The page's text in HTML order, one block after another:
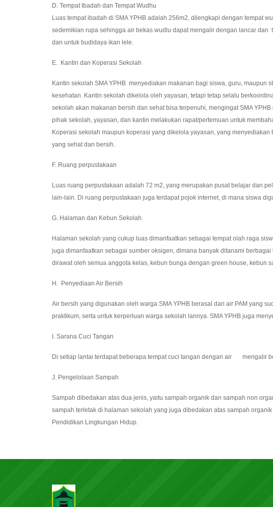
D. Tempat Ibadah dan Tempat Wudhu
Luas tempat ibadah di SMA YPHB adalah 256m2, dilengkapi dengan tempat
sedemikian rupa sehingga air bekas wudlu dapat mengalir dengan lancar
dan untuk budidaya ikan lele.
E. Kantin dan Koperasi Sekolah
Kantin sekolah SMA YPHB menyediakan makanan bagi siswa, guru,
kesehatan. Kantin sekolah dikelola oleh yayasan, tetapi tetap selalu
sekolah akan makanan bersih dan sehat bisa terpenuhi, mengingat SMA
pihak sekolah, yayasan, dan kantin melakukan rapat/pertemuan untuk
Koperasi sekolah maupun koperasi yang dikelola yayasan, yang
yang sehat dan bersih.
F. Ruang perpustakaan
Luas ruang perpustakaan adalah 72 m2, yang merupakan pusat belajar dan
lain-lain. Di ruang perpustakaan juga terdapat pojok internet, di mana siswa
G. Halaman dan Kebun Sekolah.
Halaman sekolah yang cukup luas dimanfaatkan sebagai tempat olah raga
juga dimanfaatkan sebagai sumber oksigen, dimana banyak ditanami
dirawat oleh semua anggota kelas, kebun bunga dengan green house, kebun
H. Penyediaan Air Bersih
Air bersih yang digunakan oleh warga SMA YPHB berasal dari air PAM yang
praktikum, serta untuk kerperluan warga sekolah lannya. SMA YPHB juga
I. Sarana Cuci Tangan
Di setiap lantai terdapat beberapa tempat cuci tangan dengan air mengalir
J. Pengelolaan Sampah
Sampah dibedakan atas dua jenis, yaitu sampah organik dan sampah non
sampah terletak di halaman sekolah yang juga dibedakan atas sampah
Pendidikan Lingkungan Hidup.